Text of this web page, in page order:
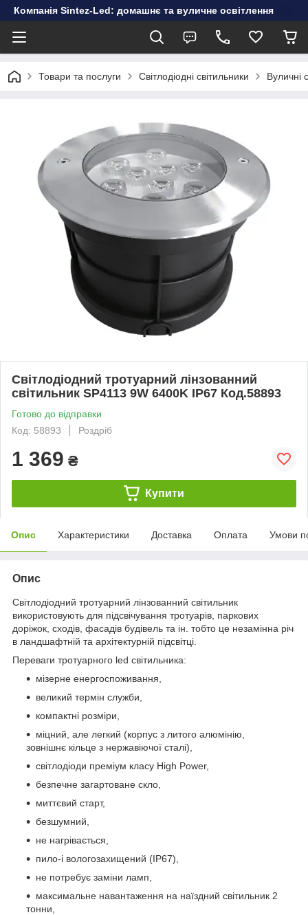
Компанія Sintez-Led: домашнє та вуличне освітлення
Товари та послуги Світлодіодні світильники Вуличні
Світлодіодний тротуарний лінзованний
світильник SP4113 9W 6400K IP67 Код.58893
Готово до відправки
Код: 58893
Роздріб
1 369 ₴
Купити
Опис Характеристики Доставка Оплата Умови
Опис
Світлодіодний тротуарний лінзованний світильник
використовують для підсвічування тротуарів, паркових
доріжок, сходів, фасадів будівель та ін. тобто це незамінна річ
в ландшафтній та архітектурній підсвітці.
Переваги тротуарного led світильника:
мізерне енергоспоживання,
великий термін служби,
компактні розміри,
міцний, але легкий (корпус з литого алюмінію,
зовнішнє кільце з нержавіючої сталі),
світлодіоди преміум класу High Power,
безпечне загартоване скло,
миттєвий старт,
безшумний,
не нагрівається,
пило-і вологозахищений (IP67),
не потребує заміни ламп,
максимальне навантаження на наїздний світильник 2
тонни,